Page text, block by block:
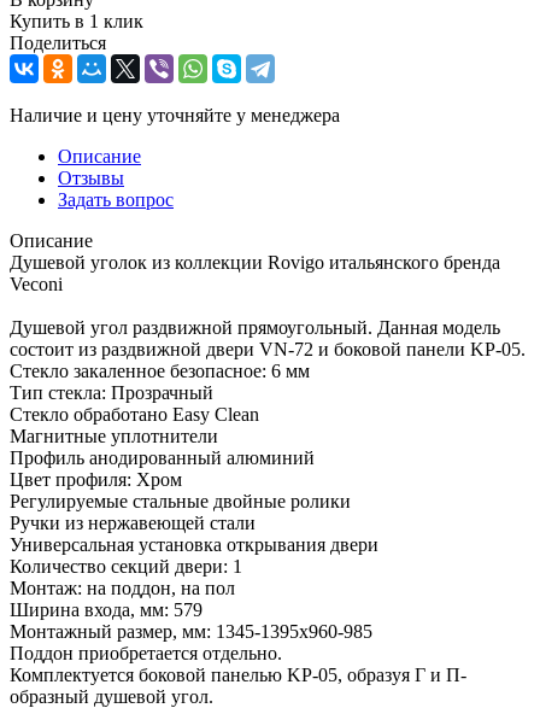
Купить в 1 клик
Поделиться
Наличие и цену уточняйте у менеджера
Описание
Отзывы
Задать вопрос
Описание
Душевой уголок из коллекции Rovigo итальянского бренда
Veconi
Душевой угол раздвижной прямоугольный. Данная модель
состоит из раздвижной двери VN-72 и боковой панели KP-05.
Стекло закаленное безопасное: 6 мм
Тип стекла: Прозрачный
Стекло обработано Easy Clean
Магнитные уплотнители
Профиль анодированный алюминий
Цвет профиля: Хром
Регулируемые стальные двойные ролики
Ручки из нержавеющей стали
Универсальная установка открывания двери
Количество секций двери: 1
Монтаж: на поддон, на пол
Ширина входа, мм: 579
Монтажный размер, мм: 1345-1395х960-985
Поддон приобретается отдельно.
Комплектуется боковой панелью KP-05, образуя Г и П-
образный душевой угол.